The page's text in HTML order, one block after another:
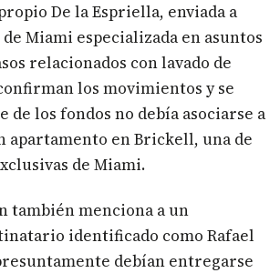
De la Espriella, enviada a
Miami especializada en asuntos
relacionados con lavado de
los movimientos y se
de los fondos no debía asociarse a
apartamento en Brickell, una de
de Miami.
también menciona a un
identificado como Rafael
debían entregarse